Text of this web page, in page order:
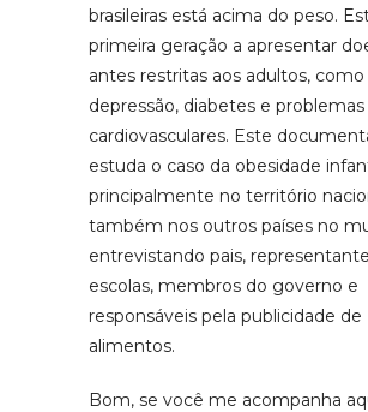
brasileiras está acima do peso.
primeira geração a apresentar
antes restritas aos adultos, como
depressão, diabetes e problemas
cardiovasculares. Este
estuda o caso da obesidade
principalmente no território
também nos outros países no
entrevistando pais,
escolas, membros do governo e
responsáveis pela publicidade de
alimentos.
Bom, se você me acompanha